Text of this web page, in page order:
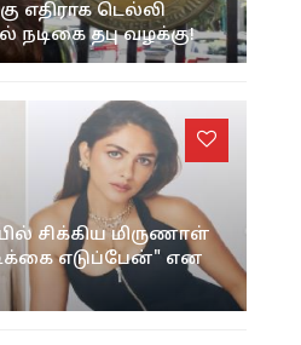
எதிராக டெல்லி
நடிகை தபு வழக்கு!
சிக்கிய மிருணாள்
எடுப்பேன்" என